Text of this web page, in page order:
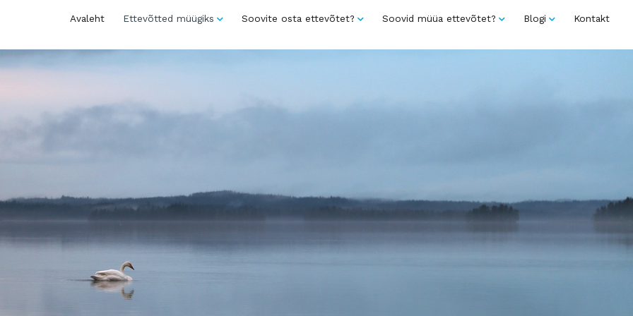
Avaleht Ettevõtted müügiks Soovite osta ettevõtet? Soovid müüa ettevõtet? Blogi Kontakt